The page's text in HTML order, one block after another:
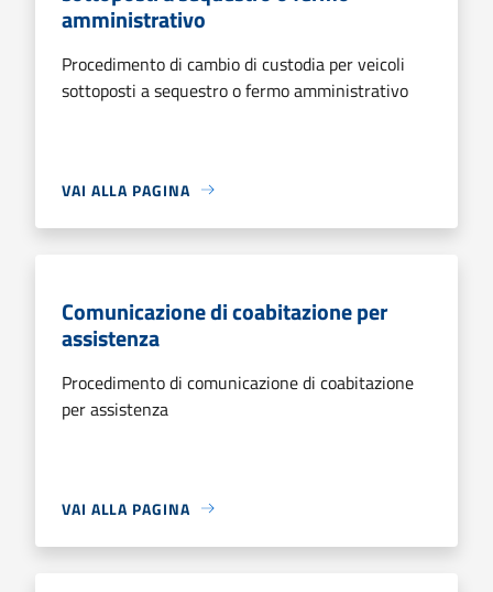
amministrativo
Procedimento di cambio di custodia per veicoli
sottoposti a sequestro o fermo amministrativo
VAI ALLA PAGINA
Comunicazione di coabitazione per
assistenza
Procedimento di comunicazione di coabitazione
per assistenza
VAI ALLA PAGINA